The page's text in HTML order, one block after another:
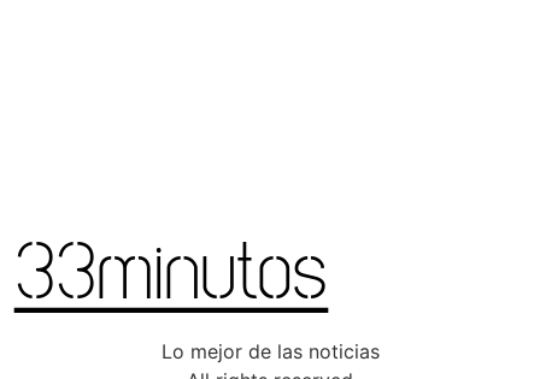
Lo mejor de las noticias